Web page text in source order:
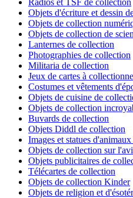
Objets d'écriture et dessin
Objets de collection
Objets de collection de
Lanternes de collection
Photographies de collection
Militaria de collection
Jeux de cartes à
Costumes et vêtements
Objets de cuisine de
Objets de collection
Buvards de collection
Objets Diddl de collection
Images et statues
Objets de collection sur
Objets publicitaires de
Télécartes de collection
Objets de collection Kinder
Objets de religion et